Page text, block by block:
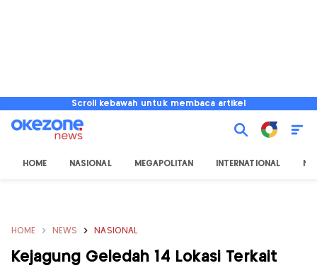
Scroll kebawah untuk membaca artikel
HOME NASIONAL MEGAPOLITAN INTERNATIONAL
HOME NEWS NASIONAL
Kejagung Geledah 14 Lokasi Terkait